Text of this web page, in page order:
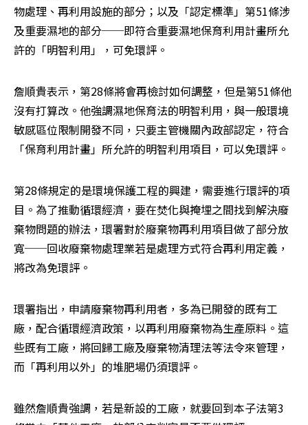
物處理、再利用設施的部分；以及「認定標準」第51條涉
及重要濕地的部分──即符合重要濕地保育利用計畫所允
許的「明智利用」，可免環評。
詹順貴表示，第28條將會再檢討如何調整，但是第51條他
沒有打算改。他強調濕地保育法的明智利用，與一般環境
敏感區位限制開發不同，只要主管機關內政部認定，符合
「保育利用計畫」所允許的明智利用項目，可以免環評。
第28條規定的是環境保護工程的興建，需要進行環評的項
目。為了推動循環經濟，要在焚化與掩埋之間找到解決廢
棄物問題的辦法，環署對於廢棄物再利用項目做了部分放
寬──回收廢棄物處理業若是處理方式符合再利用定義，
將改為免環評。
環署指出，申請廢棄物再利用者，多為已開發的既有工
廠，配合循環經濟政策，以再利用廢棄物為生產原料。這
些既有工廠，將回歸工廠及廢棄物清理法等法令來管理，
而「再利用以外」的堆肥場仍須環評。
雖然詹順貴強調，若是新設的工廠，就要回到本子法第3